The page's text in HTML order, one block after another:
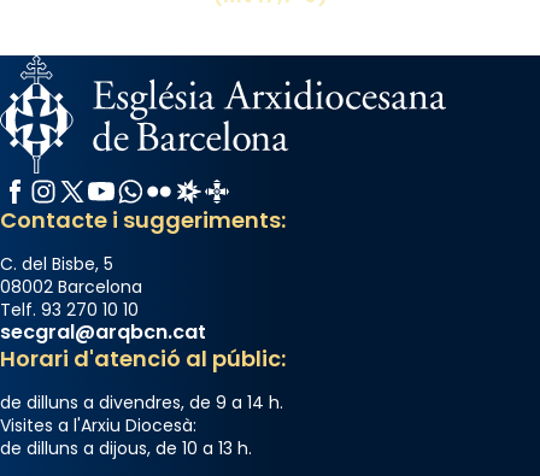
Facebook
Instagram
X / Twitter
YouTube
WhatsApp
FlickrRadio Estel
Catalunya Cristiana
Contacte i suggeriments:
C. del Bisbe, 5
08002 Barcelona
Telf. 93 270 10 10
secgral@arqbcn.cat
Horari d'atenció al públic:
de dilluns a divendres, de 9 a 14 h.
Visites a l'Arxiu Diocesà:
de dilluns a dijous, de 10 a 13 h.